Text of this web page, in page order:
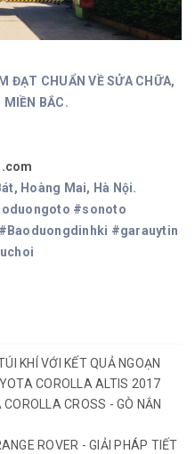
ĐẠT CHUẨN VỀ SỬA CHỮA,
MIỀN BẮC.
Hoàng Mai, Hà Nội.
#sonoto
#garauytin
KHÍ VỚI KẾT QUẢ NGOẠN
COROLLA ALTIS 2017
CROSS - GÒ NẮN
ROVER - GIẢI PHÁP TIẾT